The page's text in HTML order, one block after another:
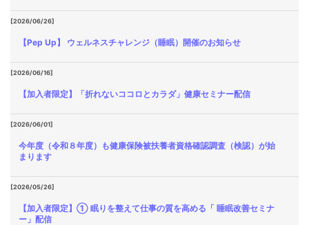
[2026/06/26]
【Pep Up】 ウェルネスチャレンジ（睡眠）開催のお知らせ
[2026/06/16]
【加入者限定】「折れないココロとカラダ」健康セミナー配信
[2026/06/01]
今年度（令和８年度）も健康保険被扶養者資格確認調査（検認）が始
まります
[2026/05/26]
【加入者限定】① 眠りを整えて仕事の質を高める「 睡眠改善セミナ
ー」配信